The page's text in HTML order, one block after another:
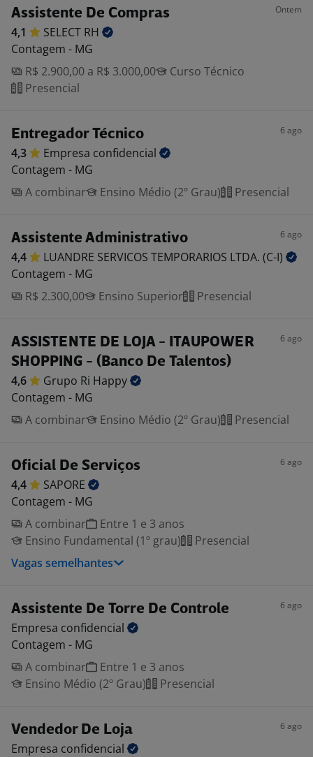
Assistente De Compras Ontem
4,1 SELECT RH
Contagem - MG
R$ 2.900,00 a R$ 3.000,00
Curso Técnico
Presencial
Entregador Técnico 6 ago
4,3 Empresa confidencial
Contagem - MG
A combinar
Ensino Médio (2º Grau) Presencial
Assistente Administrativo 6 ago
4,4 LUANDRE SERVICOS TEMPORARIOS LTDA. (C-I)
Contagem - MG
R$ 2.300,00
Ensino Superior Presencial
ASSISTENTE DE LOJA - ITAUPOWER
SHOPPING - (Banco De Talentos)
6 ago
4,6 Grupo Ri Happy
Contagem - MG
A combinar
Ensino Médio (2º Grau) Presencial
Oficial De Serviços 6 ago
4,4
SAPORE
Contagem - MG
A combinar
Entre 1 e 3 anos
Ensino Fundamental (1º grau)
Presencial
Vagas semelhantes
Assistente De Torre De Controle 6 ago
Empresa confidencial
Contagem - MG
A combinar
Entre 1 e 3 anos
Ensino Médio (2º Grau)
Presencial
Vendedor De Loja 6 ago
Empresa confidencial